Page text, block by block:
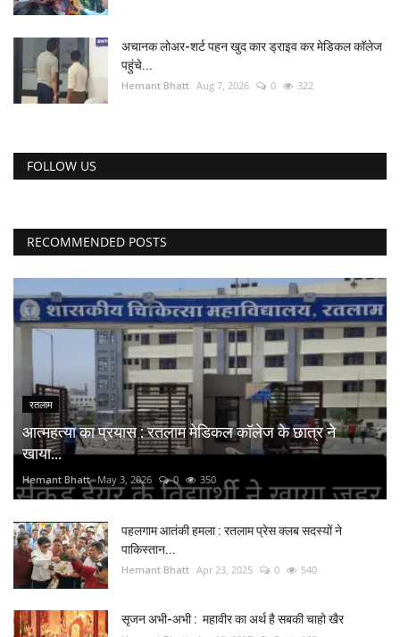
अचानक लोअर-शर्ट पहन खुद कार ड्राइव कर मेडिकल कॉलेज
पहुंचे...
Hemant Bhatt Aug 7, 2026 0 322
FOLLOW US
RECOMMENDED POSTS
रतलाम
आत्महत्या का प्रयास : रतलाम मेडिकल कॉलेज के छात्र ने
खाया...
Hemant Bhatt May 3, 2026 0 350
पहलगाम आतंकी हमला : रतलाम प्रेस क्लब सदस्यों ने
पाकिस्तान...
Hemant Bhatt Apr 23, 2025 0 540
सृजन अभी-अभी : महावीर का अर्थ है सबकी चाहो खैर